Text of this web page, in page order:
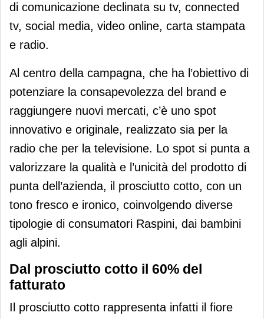
di comunicazione declinata su tv, connected
tv, social media, video online, carta stampata
e radio.
Al centro della campagna, che ha l’obiettivo di
potenziare la consapevolezza del brand e
raggiungere nuovi mercati, c’è uno spot
innovativo e originale, realizzato sia per la
radio che per la televisione. Lo spot si punta a
valorizzare la qualità e l’unicità del prodotto di
punta dell’azienda, il prosciutto cotto, con un
tono fresco e ironico, coinvolgendo diverse
tipologie di consumatori Raspini, dai bambini
agli alpini.
Dal prosciutto cotto il 60% del
fatturato
Il prosciutto cotto rappresenta infatti il fiore